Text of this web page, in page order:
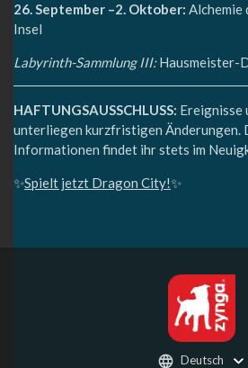
26. September –2. Oktober: Alchemie
Insel
Labyrinth-Sammlung III:Hausmeister-
HAFTUNGSAUSSCHLUSS: Ereignisse
unterliegen kurzfristigen Änderungen.
Informationen findet ihr stets im
✨Spielt jetzt Dragon City!✨
Deutsch